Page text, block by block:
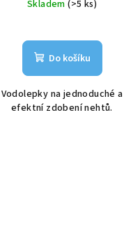
Skladem(>5 ks)
Do košíku
Vodolepky na jednoduché a
efektní zdobení nehtů.